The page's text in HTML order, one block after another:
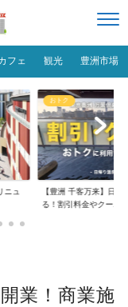
フェ 観光 豊洲市場
ニュ
おトク
【豊洲 千客万来】日帰
る！割引料金やクーポ...
業！商業施